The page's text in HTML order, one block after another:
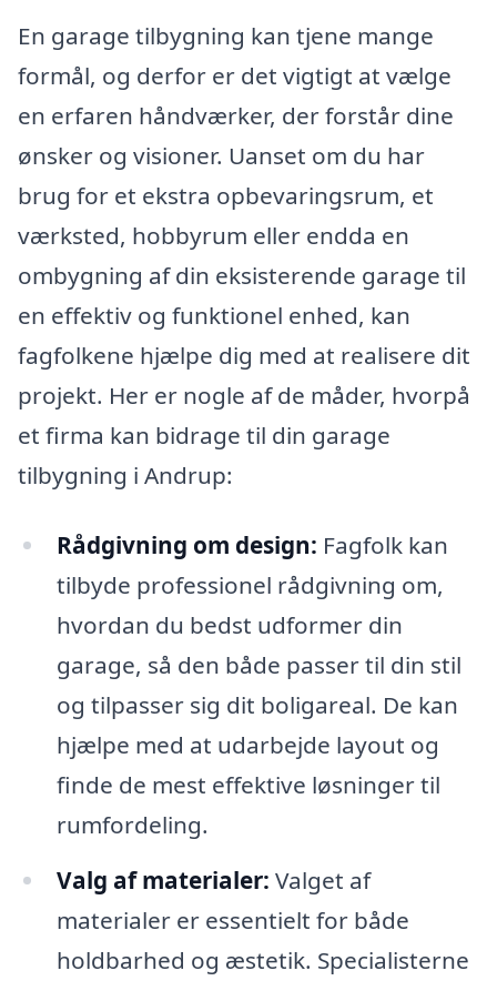
En garage tilbygning kan tjene mange
formål, og derfor er det vigtigt at vælge
en erfaren håndværker, der forstår dine
ønsker og visioner. Uanset om du har
brug for et ekstra opbevaringsrum, et
værksted, hobbyrum eller endda en
ombygning af din eksisterende garage til
en effektiv og funktionel enhed, kan
fagfolkene hjælpe dig med at realisere dit
projekt. Her er nogle af de måder, hvorpå
et firma kan bidrage til din garage
tilbygning i Andrup:
Rådgivning om design: Fagfolk kan
tilbyde professionel rådgivning om,
hvordan du bedst udformer din
garage, så den både passer til din stil
og tilpasser sig dit boligareal. De kan
hjælpe med at udarbejde layout og
finde de mest effektive løsninger til
rumfordeling.
Valg af materialer: Valget af
materialer er essentielt for både
holdbarhed og æstetik. Specialisterne